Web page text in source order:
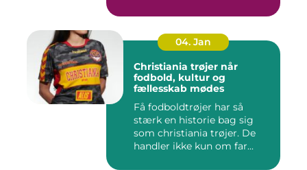
04. Jan
Christiania trøjer når
fodbold, kultur og
fællesskab mødes
Få fodboldtrøjer har så
stærk en historie bag sig
som christiania trøjer. De
handler ikke kun om far...